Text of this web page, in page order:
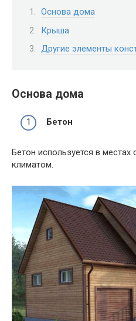
Основа дома
Крыша
Другие элементы
Основа дома
Бетон
Бетон используется в
климатом.